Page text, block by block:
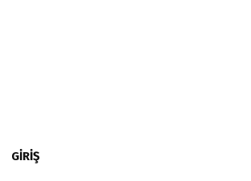
GİRİŞ